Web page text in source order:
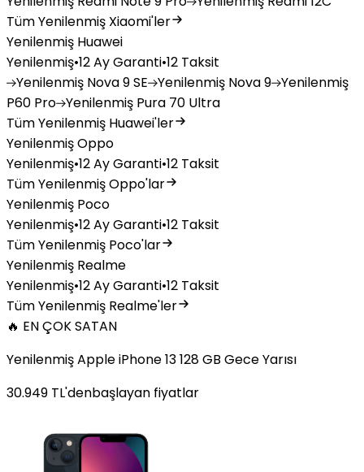
Tüm Yenilenmiş Xiaomi'ler
Yenilenmiş Huawei
Yenilenmiş•12 Ay Garanti•12 Taksit
Yenilenmiş Nova 9 SE Yenilenmiş Nova 9 Yenilenmiş
P60 Pro Yenilenmiş Pura 70 Ultra
Tüm Yenilenmiş Huawei'ler
Yenilenmiş Oppo
Yenilenmiş•12 Ay Garanti•12 Taksit
Tüm Yenilenmiş Oppo'lar
Yenilenmiş Poco
Yenilenmiş•12 Ay Garanti•12 Taksit
Tüm Yenilenmiş Poco'lar
Yenilenmiş Realme
Yenilenmiş•12 Ay Garanti•12 Taksit
Tüm Yenilenmiş Realme'ler
🔥 EN ÇOK SATAN
Yenilenmiş Apple iPhone 13 128 GB Gece Yarısı
30.949 TL'denbaşlayan fiyatlar